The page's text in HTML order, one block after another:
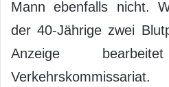
Mann ebenfalls nicht.
der 40-Jährige zwei
Anzeige
Verkehrskommissariat.